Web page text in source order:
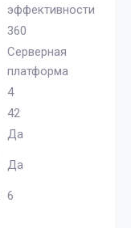
эффективности
360
Серверная
платформа
4
42
Да
Да
6